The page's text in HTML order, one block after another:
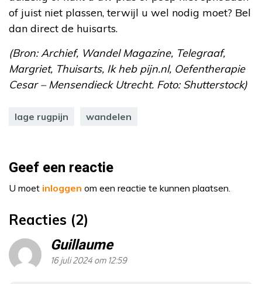
of juist niet plassen, terwijl u wel nodig moet? Bel
dan direct de huisarts.
(Bron: Archief, Wandel Magazine, Telegraaf,
Margriet, Thuisarts, Ik heb pijn.nl, Oefentherapie
Cesar – Mensendieck Utrecht. Foto: Shutterstock)
lage rugpijn wandelen
Geef een reactie
U moet inloggen om een reactie te kunnen plaatsen.
Reacties (2)
Guillaume
16 juli 2024 om 12:59